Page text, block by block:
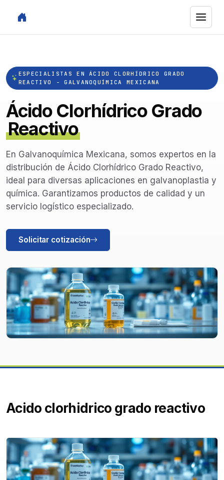
ESPECIALISTAS EN ÁCIDO CLORHÍDRICO GRADO
REACTIVO - GALVANOQUÍMICA MEXICANA
Ácido Clorhídrico Grado
Reactivo
En Galvanoquímica Mexicana, somos expertos en la
distribución de Ácido Clorhídrico Grado Reactivo,
ideal para diversas aplicaciones en galvanoplastia y
química. Garantizamos productos de calidad y un
servicio logístico especializado.
Solicitar cotización
Acido clorhidrico grado reactivo